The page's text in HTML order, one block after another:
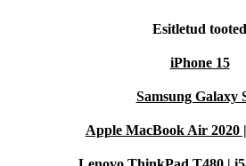
Esitletud tooted
iPhone 15
Samsung Galaxy
Apple MacBook Air 2020